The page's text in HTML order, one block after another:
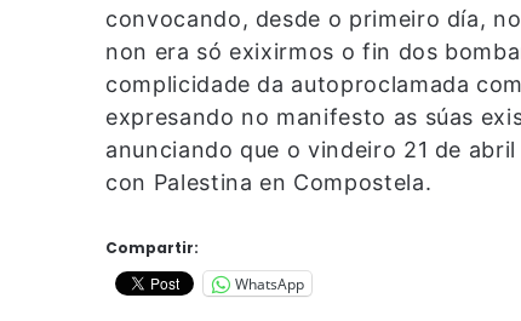
convocando, desde o primeiro día,
non era só exixirmos o fin dos
complicidade da autoproclamada
expresando no manifesto as súas
anunciando que o vindeiro 21 de
con Palestina en Compostela.
Compartir:
WhatsApp